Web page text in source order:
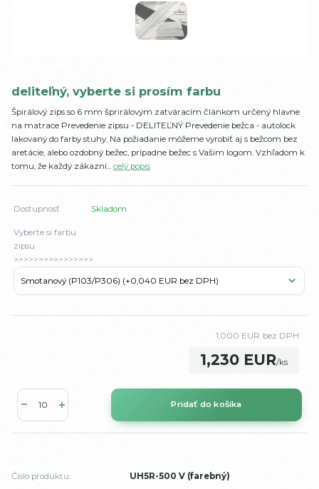
deliteľný, vyberte si prosím farbu
Špirálový zips so 6 mm šprirálovým zatváracím článkom určený hlavne
na matrace Prevedenie zipsu - DELITEĽNÝ Prevedenie bežca - autolock
lakovaný do farby stuhy. Na požiadanie môžeme vyrobiť aj s bežcom bez
aretácie, alebo ozdobný bežec, prípadne bežec s Vašim logom. Vzhľadom k
tomu, že každý zákazní... celý popis
Dostupnosť Skladom
Vyberte si farbu
zipsu
>>>>>>>>>>>>>>>>
1,230 EUR/ks
1,000 EUR bez DPH
Pridať do košíka
Číslo produktu: UH5R-500 V (farebný)